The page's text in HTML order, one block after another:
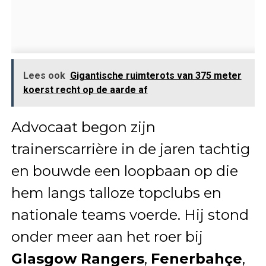
Lees ook Gigantische ruimterots van 375 meter
koerst recht op de aarde af
Advocaat begon zijn
trainerscarrière in de jaren tachtig
en bouwde een loopbaan op die
hem langs talloze topclubs en
nationale teams voerde. Hij stond
onder meer aan het roer bij
Glasgow Rangers, Fenerbahçe,